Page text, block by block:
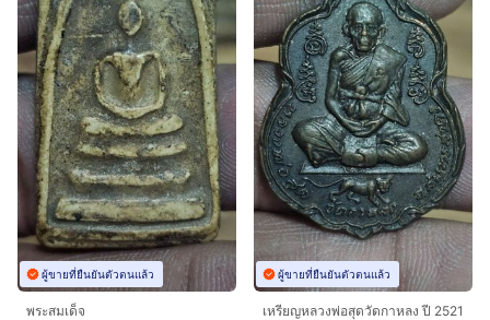
ผู้ขายที่ยืนยันตัวตนแล้ว
พระสมเด็จ
ผู้ขายที่ยืนยันตัวตนแล้ว
เหรียญหลวงพ่อสุดวัดกาหลง ปี 2521